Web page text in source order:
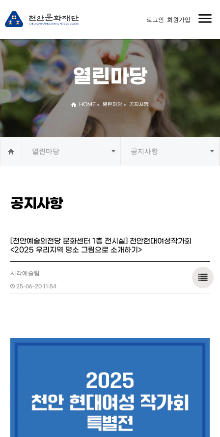
menu
로그인 회원가입
열린마당
HOME 열린마당 공지사항
열린마당 공지사항
공지사항
[천안예술의전당 문화센터 1층 전시실] 천안현대여성작가회
<2025 우리지역 명소 그림으로 소개하기>
시각예술팀
25-06-20 11:54